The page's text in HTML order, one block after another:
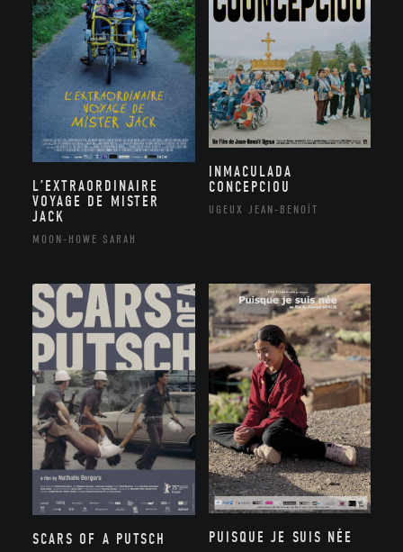
L’EXTRAORDINAIRE
VOYAGE DE MISTER
JACK
MOON-HOWE SARAH
INMACULADA
CONCEPCIOU
UGEUX JEAN-BENOÎT
SCARS OF A PUTSCH PUISQUE JE SUIS NÉE